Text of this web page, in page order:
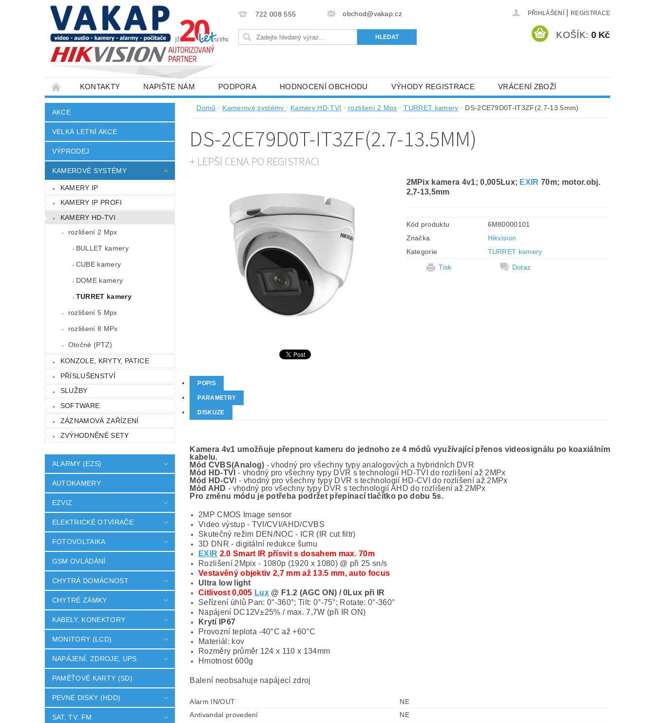
722 008 555 obchod@vakap.cz PŘIHLÁŠENÍ REGISTRACE
KOŠÍK: 0 Kč
KONTAKTY NAPIŠTE NÁM PODPORA HODNOCENÍ OBCHODU VÝHODY REGISTRACE VRÁCENÍ ZBOŽÍ
SLOVNÍK POJMŮ VELKOOBCHOD
AKCE
VELKÁ LETNÍ AKCE
VÝPRODEJ
KAMEROVÉ SYSTÉMY
KAMERY IP
KAMERY IP PROFI
KAMERY HD-TVI
rozlišení 2 Mpx
BULLET kamery
CUBE kamery
DOME kamery
TURRET kamery
rozlišení 5 Mpx
rozlišení 8 MPx
Otočné (PTZ)
KONZOLE, KRYTY, PATICE
PŘÍSLUŠENSTVÍ
SLUŽBY
SOFTWARE
ZÁZNAMOVÁ ZAŘÍZENÍ
ZVÝHODNĚNÉ SETY
ALARMY (EZS)
AUTOKAMERY
EZVIZ
ELEKTRICKÉ OTVÍRAČE
FOTOVOLTAIKA
GSM OVLÁDÁNÍ
CHYTRÁ DOMÁCNOST
CHYTRÉ ZÁMKY
KABELY, KONEKTORY
MONITORY (LCD)
NAPÁJENÍ, ZDROJE, UPS
PAMĚŤOVÉ KARTY (SD)
PEVNÉ DISKY (HDD)
SAT, TV, FM
Domů Kamerové systémy Kamery HD-TVI rozlišení 2 Mpx TURRET kamery DS-2CE79D0T-IT3ZF(2.7-13.5mm)
DS-2CE79D0T-IT3ZF(2.7-13.5MM)
+ LEPŠÍ CENA PO REGISTRACI
2MPix kamera 4v1; 0,005Lux; EXIR 70m; motor.obj.
2,7-13,5mm
Kód produktu
6M80000101
Značka
Hikvision
Kategorie
TURRET kamery
Tisk
Dotaz
POPIS
PARAMETRY
DISKUZE
Kamera 4v1 umožňuje přepnout kameru do jednoho ze 4 módů využívající přenos videosignálu po koaxiálním
kabelu.
Mód CVBS(Analog) - vhodný pro všechny typy analogových a hybridních DVR
Mód HD-TVI - vhodný pro všechny typy DVR s technologií HD-TVI do rozlišení až 2MPx
Mód HD-CV I - vhodný pro všechny typy DVR s technologií HD-CVI do rozlišení až 2MPx
Mód AHD - vhodný pro všechny typy DVR s technologií AHD do rozlišení až 2MPx
Pro změnu módu je potřeba podržet přepínací tlačítko po dobu 5s.
2MP CMOS Image sensor
Video výstup - TVI/CVI/AHD/CVBS
Skutečný režim DEN/NOC - ICR (IR cut filtr)
3D DNR - digitální redukce šumu
EXIR 2.0 Smart IR přísvit s dosahem max. 70m
Rozlišení 2Mpix - 1080p (1920 x 1080) @ při 25 sn/s
Vestavěný objektiv 2,7 mm až 13.5 mm, auto focus
Ultra low light
Citlivost 0,005 Lux @ F1.2 (AGC ON) / 0Lux při IR
Seřízení úhlů Pan: 0°-360°; Tilt: 0°-75°; Rotate: 0°-360°
Napájení DC12V±25% / max. 7,7W (při IR ON)
Krytí IP67
Provozní teplota -40°C až +60°C
Materiál: kov
Rozměry průměr 124 x 110 x 134mm
Hmotnost 600g
Balení neobsahuje napájecí zdroj
Alarm IN/OUT
NE
Antivandal provedení
NE